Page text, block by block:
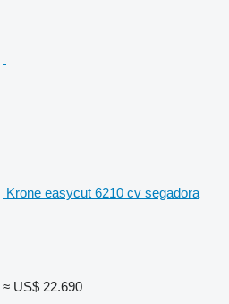
Krone easycut 6210 cv segadora
≈ US$ 22.690